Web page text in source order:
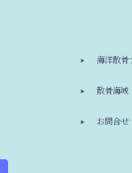
海洋散骨
散骨海域
お問合せ